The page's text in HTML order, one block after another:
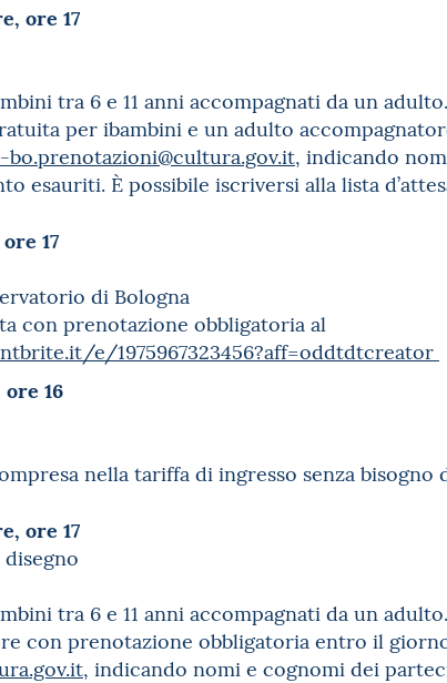
ore 17
tra 6 e 11 anni accompagnati da un adulto.
per ibambini e un adulto
bo.prenotazioni@cultura.gov.it, indicando
esauriti. È possibile iscriversi alla lista
17
di Bologna
con prenotazione obbligatoria al
e/1975967323456?aff=oddtdtcreator
16
nella tariffa di ingresso senza
ore 17
tra 6 e 11 anni accompagnati da un
con prenotazione obbligatoria entro il
, indicando nomi e cognomi dei